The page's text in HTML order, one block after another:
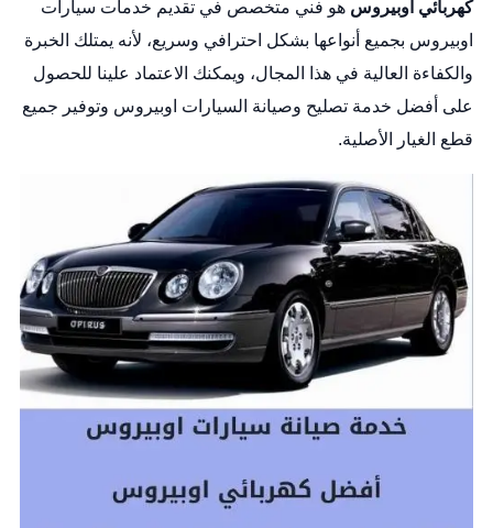
كهربائي اوبيروس هو فني متخصص في تقديم خدمات سيارات
اوبيروس بجميع أنواعها بشكل احترافي وسريع، لأنه يمتلك الخبرة
والكفاءة العالية في هذا المجال، ويمكنك الاعتماد علينا للحصول
على أفضل خدمة تصليح وصيانة السيارات اوبيروس وتوفير جميع
قطع الغيار الأصلية.